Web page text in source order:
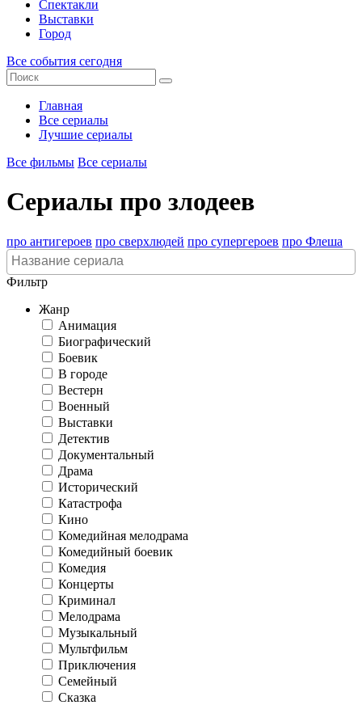
Спектакли
Выставки
Город
Все события сегодня
Главная
Все сериалы
Лучшие сериалы
Все фильмы Все сериалы
Сериалы про злодеев
про антигероев про сверхлюдей про супергероев про Флеша
Фильтр
Жанр
Анимация
Биографический
Боевик
В городе
Вестерн
Военный
Выставки
Детектив
Документальный
Драма
Исторический
Катастрофа
Кино
Комедийная мелодрама
Комедийный боевик
Комедия
Концерты
Криминал
Мелодрама
Музыкальный
Мультфильм
Приключения
Семейный
Сказка